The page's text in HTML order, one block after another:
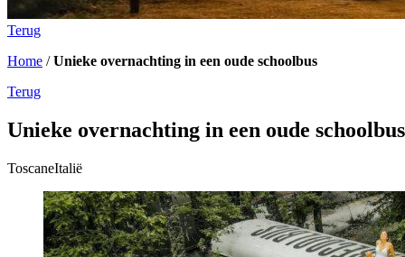
Terug
Home /Unieke overnachting in een oude schoolbus
Terug
Unieke overnachting in een oude schoolbus
ToscaneItalië